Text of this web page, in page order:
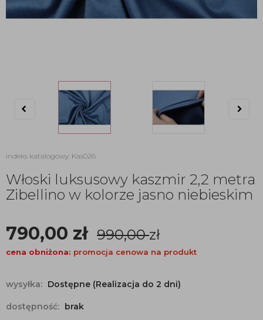
indeks katalogowy: Kas026
Włoski luksusowy kaszmir 2,2 metra
Zibellino w kolorze jasno niebieskim
790,00 zł 990,00zł
cena obniżona: promocja cenowa na produkt
wysyłka: Dostępne (Realizacja do 2 dni)
dostępność: brak